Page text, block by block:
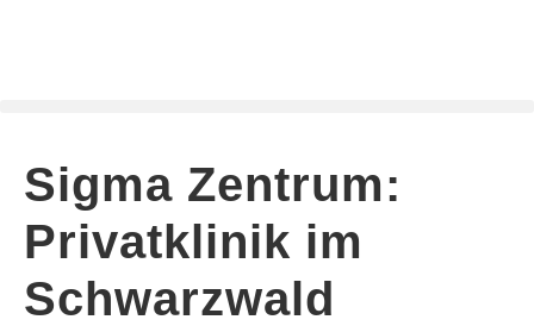
Sigma Zentrum:
Privatklinik im
Schwarzwald